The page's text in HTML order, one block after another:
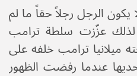
يكون الرجل رجلاً حقاً ما لم
لذلك عزّزت سلطة ترامب
ميلانيا ترامب خلفه على
عندما رفضت الظهور